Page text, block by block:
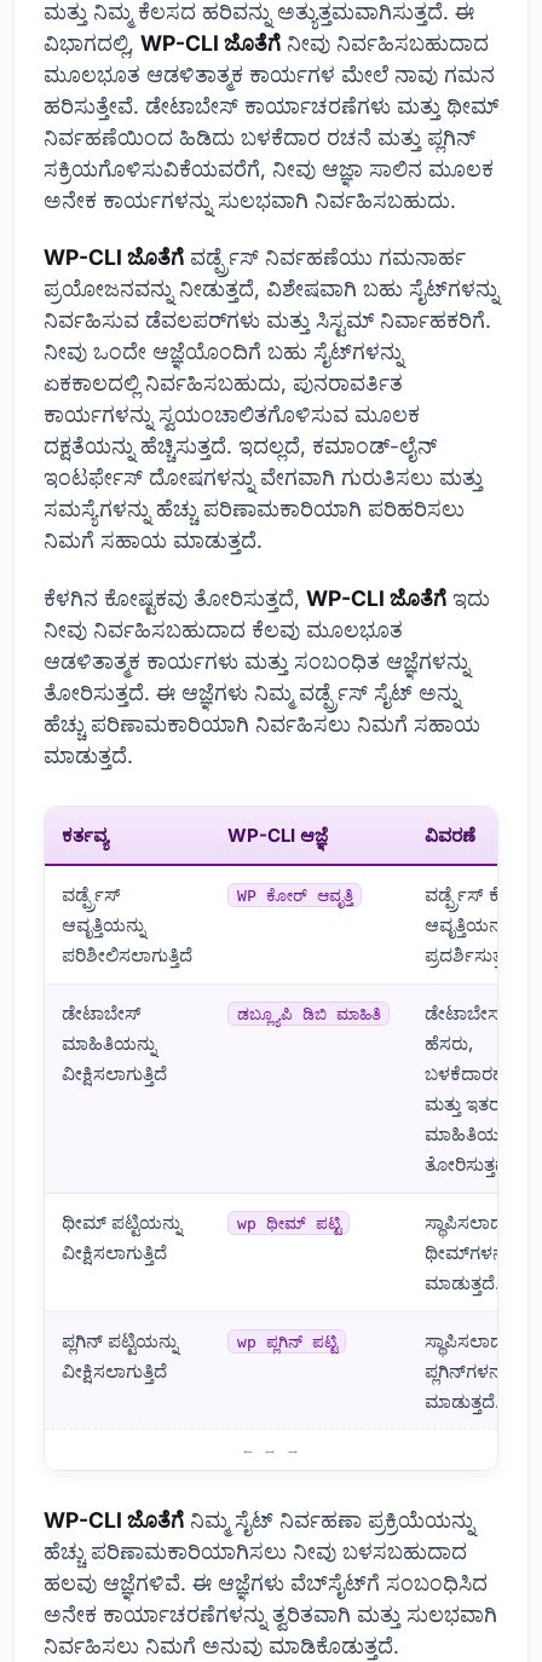
ಮತ್ತು ನಿಮ್ಮ ಕೆಲಸದ ಹರಿವನ್ನು ಅತ್ಯುತ್ತಮವಾಗಿಸುತ್ತದೆ. ಈ
ವಿಭಾಗದಲ್ಲಿ, WP-CLI ಜೊತೆಗೆ ನೀವು ನಿರ್ವಹಿಸಬಹುದಾದ
ಮೂಲಭೂತ ಆಡಳಿತಾತ್ಮಕ ಕಾರ್ಯಗಳ ಮೇಲೆ ನಾವು ಗಮನ
ಹರಿಸುತ್ತೇವೆ. ಡೇಟಾಬೇಸ್ ಕಾರ್ಯಾಚರಣೆಗಳು ಮತ್ತು ಥೀಮ್
ನಿರ್ವಹಣೆಯಿಂದ ಹಿಡಿದು ಬಳಕೆದಾರ ರಚನೆ ಮತ್ತು ಪ್ಲಗಿನ್
ಸಕ್ರಿಯಗೊಳಿಸುವಿಕೆಯವರೆಗೆ, ನೀವು ಆಜ್ಞಾ ಸಾಲಿನ ಮೂಲಕ
ಅನೇಕ ಕಾರ್ಯಗಳನ್ನು ಸುಲಭವಾಗಿ ನಿರ್ವಹಿಸಬಹುದು.
WP-CLI ಜೊತೆಗೆ ವರ್ಡ್ಪ್ರೆಸ್ ನಿರ್ವಹಣೆಯು ಗಮನಾರ್ಹ
ಪ್ರಯೋಜನವನ್ನು ನೀಡುತ್ತದೆ, ವಿಶೇಷವಾಗಿ ಬಹು ಸೈಟ್‌ಗಳನ್ನು
ನಿರ್ವಹಿಸುವ ಡೆವಲಪರ್‌ಗಳು ಮತ್ತು ಸಿಸ್ಟಮ್ ನಿರ್ವಾಹಕರಿಗೆ.
ನೀವು ಒಂದೇ ಆಜ್ಞೆಯೊಂದಿಗೆ ಬಹು ಸೈಟ್‌ಗಳನ್ನು
ಏಕಕಾಲದಲ್ಲಿ ನಿರ್ವಹಿಸಬಹುದು, ಪುನರಾವರ್ತಿತ
ಕಾರ್ಯಗಳನ್ನು ಸ್ವಯಂಚಾಲಿತಗೊಳಿಸುವ ಮೂಲಕ
ದಕ್ಷತೆಯನ್ನು ಹೆಚ್ಚಿಸುತ್ತದೆ. ಇದಲ್ಲದೆ, ಕಮಾಂಡ್-ಲೈನ್
ಇಂಟರ್ಫೇಸ್ ದೋಷಗಳನ್ನು ವೇಗವಾಗಿ ಗುರುತಿಸಲು ಮತ್ತು
ಸಮಸ್ಯೆಗಳನ್ನು ಹೆಚ್ಚು ಪರಿಣಾಮಕಾರಿಯಾಗಿ ಪರಿಹರಿಸಲು
ನಿಮಗೆ ಸಹಾಯ ಮಾಡುತ್ತದೆ.
ಕೆಳಗಿನ ಕೋಷ್ಟಕವು ತೋರಿಸುತ್ತದೆ, WP-CLI ಜೊತೆಗೆ ಇದು
ನೀವು ನಿರ್ವಹಿಸಬಹುದಾದ ಕೆಲವು ಮೂಲಭೂತ
ಆಡಳಿತಾತ್ಮಕ ಕಾರ್ಯಗಳು ಮತ್ತು ಸಂಬಂಧಿತ ಆಜ್ಞೆಗಳನ್ನು
ತೋರಿಸುತ್ತದೆ. ಈ ಆಜ್ಞೆಗಳು ನಿಮ್ಮ ವರ್ಡ್ಪ್ರೆಸ್ ಸೈಟ್ ಅನ್ನು
ಹೆಚ್ಚು ಪರಿಣಾಮಕಾರಿಯಾಗಿ ನಿರ್ವಹಿಸಲು ನಿಮಗೆ ಸಹಾಯ
ಮಾಡುತ್ತದೆ.
ಕರ್ತವ್ಯ WP-CLI ಆಜ್ಞೆ ವಿವರಣೆ
ವರ್ಡ್ಪ್ರೆಸ್
ಆವೃತ್ತಿಯನ್ನು
ಪರಿಶೀಲಿಸಲಾಗುತ್ತಿದೆ
WP ಕೋರ್ ಆವೃತ್ತಿ
ವರ್ಡ್ಪ್ರೆಸ್ ಕೋರ್
ಆವೃತ್ತಿಯನ್ನು
ಪ್ರದರ್ಶಿಸುತ್ತದೆ.
ಡೇಟಾಬೇಸ್
ಮಾಹಿತಿಯನ್ನು
ವೀಕ್ಷಿಸಲಾಗುತ್ತಿದೆ
ಡಬ್ಲ್ಯೂಪಿ ಡಿಬಿ ಮಾಹಿತಿ
ಡೇಟಾಬೇಸ್
ಹೆಸರು,
ಬಳಕೆದಾರಹೆಸರು
ಮತ್ತು ಇತರ
ಮಾಹಿತಿಯನ್ನು
ತೋರಿಸುತ್ತದೆ.
ಥೀಮ್ ಪಟ್ಟಿಯನ್ನು
ವೀಕ್ಷಿಸಲಾಗುತ್ತಿದೆ
wp ಥೀಮ್ ಪಟ್ಟಿ
ಸ್ಥಾಪಿಸಲಾದ ಎಲ್ಲಾ
ಥೀಮ್‌ಗಳನ್ನು
ಮಾಡುತ್ತದೆ.
ಪ್ಲಗಿನ್ ಪಟ್ಟಿಯನ್ನು
ವೀಕ್ಷಿಸಲಾಗುತ್ತಿದೆ
wp ಪ್ಲಗಿನ್ ಪಟ್ಟಿ
ಸ್ಥಾಪಿಸಲಾದ ಎಲ್ಲಾ
ಪ್ಲಗಿನ್‌ಗಳನ್ನು ಪಟ್ಟಿ
ಮಾಡುತ್ತದೆ.
WP-CLI ಜೊತೆಗೆ ನಿಮ್ಮ ಸೈಟ್ ನಿರ್ವಹಣಾ ಪ್ರಕ್ರಿಯೆಯನ್ನು
ಹೆಚ್ಚು ಪರಿಣಾಮಕಾರಿಯಾಗಿಸಲು ನೀವು ಬಳಸಬಹುದಾದ
ಹಲವು ಆಜ್ಞೆಗಳಿವೆ. ಈ ಆಜ್ಞೆಗಳು ವೆಬ್‌ಸೈಟ್‌ಗೆ ಸಂಬಂಧಿಸಿದ
ಅನೇಕ ಕಾರ್ಯಾಚರಣೆಗಳನ್ನು ತ್ವರಿತವಾಗಿ ಮತ್ತು ಸುಲಭವಾಗಿ
ನಿರ್ವಹಿಸಲು ನಿಮಗೆ ಅನುವು ಮಾಡಿಕೊಡುತ್ತದೆ.